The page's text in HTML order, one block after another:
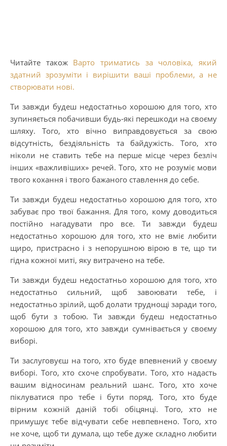
Читайте такожВарто триматись за чоловіка, який
здатний зрозуміти і вирішити ваші проблеми, а не
створювати нові.
Ти завжди будеш недостатньо хорошою для того, хто
зупиняється побачивши будь-які перешкоди на своєму
шляху. Того, хто вічно виправдовується за свою
відсутність, бездіяльність та байдужість. Того, хто
ніколи не ставить тебе на перше місце через безліч
інших «важливіших» речей. Того, хто не розуміє мови
твого кохання і твого бажаного ставлення до себе.
Ти завжди будеш недостатньо хорошою для того, хто
забуває про твої бажання. Для того, кому доводиться
постійно нагадувати про все. Ти завжди будеш
недостатньо хорошою для того, хто не вміє любити
щиро, пристрасно і з непорушною вірою в те, що ти
гідна кожної миті, яку витрачено на тебе.
Ти завжди будеш недостатньо хорошою для того, хто
недостатньо сильний, щоб завоювати тебе, і
недостатньо зрілий, щоб долати труднощі заради того,
щоб бути з тобою. Ти завжди будеш недостатньо
хорошою для того, хто завжди сумнівається у своєму
виборі.
Ти заслуговуєш на того, хто буде впевнений у своєму
виборі. Того, хто схоче спробувати. Того, хто надасть
вашим відносинам реальний шанс. Того, хто хоче
піклуватися про тебе і бути поряд. Того, хто буде
вірним кожній даній тобі обіцянці. Того, хто не
примушує тебе відчувати себе невпевнено. Того, хто
не хоче, щоб ти думала, що тебе дуже складно любити